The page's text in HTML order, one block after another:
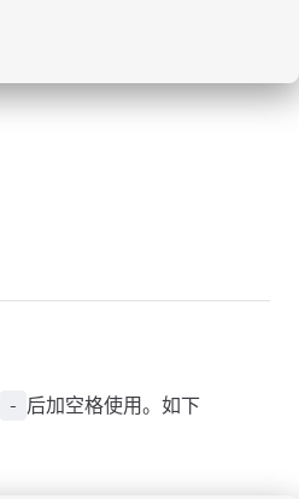
- 后加空格使用。如下